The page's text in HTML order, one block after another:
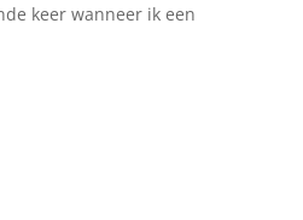
keer wanneer ik een